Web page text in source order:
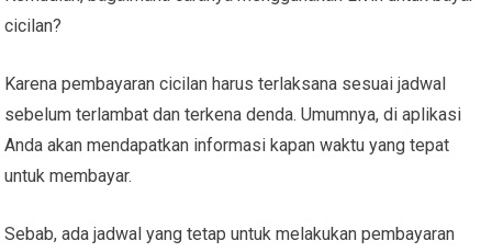
cicilan?
Karena pembayaran cicilan harus terlaksana sesuai jadwal
sebelum terlambat dan terkena denda. Umumnya, di aplikasi
Anda akan mendapatkan informasi kapan waktu yang tepat
untuk membayar.
Sebab, ada jadwal yang tetap untuk melakukan pembayaran